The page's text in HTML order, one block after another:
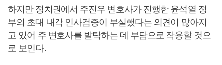
하지만 정치권에서 주진우 변호사가 진행한 윤석열 정
부의 초대 내각 인사검증이 부실했다는 의견이 많아지
고 있어 주 변호사를 발탁하는 데 부담으로 작용할 것으
로 보인다.